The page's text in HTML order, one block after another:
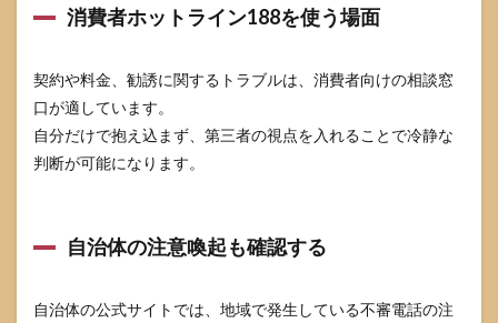
消費者ホットライン188を使う場面
契約や料金、勧誘に関するトラブルは、消費者向けの相談窓
口が適しています。
自分だけで抱え込まず、第三者の視点を入れることで冷静な
判断が可能になります。
自治体の注意喚起も確認する
自治体の公式サイトでは、地域で発生している不審電話の注